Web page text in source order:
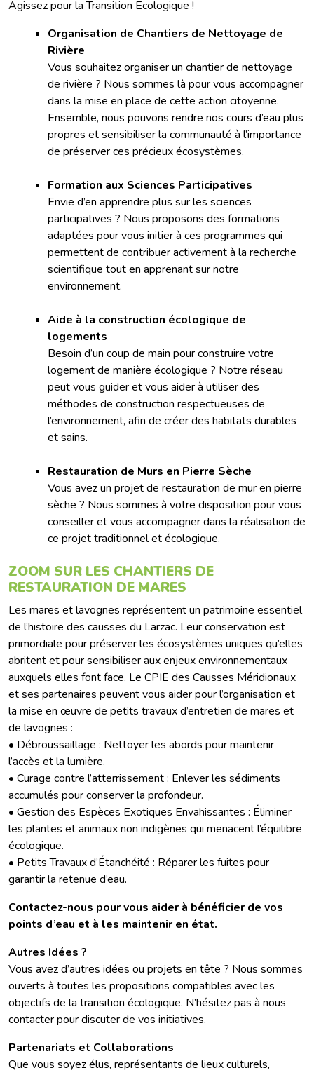
Agissez pour la Transition Écologique !
Organisation de Chantiers de Nettoyage de
Rivière
Vous souhaitez organiser un chantier de nettoyage
de rivière ? Nous sommes là pour vous accompagner
dans la mise en place de cette action citoyenne.
Ensemble, nous pouvons rendre nos cours d’eau plus
propres et sensibiliser la communauté à l’importance
de préserver ces précieux écosystèmes.
Formation aux Sciences Participatives
Envie d’en apprendre plus sur les sciences
participatives ? Nous proposons des formations
adaptées pour vous initier à ces programmes qui
permettent de contribuer activement à la recherche
scientifique tout en apprenant sur notre
environnement.
Aide à la construction écologique de
logements
Besoin d’un coup de main pour construire votre
logement de manière écologique ? Notre réseau
peut vous guider et vous aider à utiliser des
méthodes de construction respectueuses de
l’environnement, afin de créer des habitats durables
et sains.
Restauration de Murs en Pierre Sèche
Vous avez un projet de restauration de mur en pierre
sèche ? Nous sommes à votre disposition pour vous
conseiller et vous accompagner dans la réalisation de
ce projet traditionnel et écologique.
ZOOM SUR LES CHANTIERS DE
RESTAURATION DE MARES
Les mares et lavognes représentent un patrimoine essentiel
de l’histoire des causses du Larzac. Leur conservation est
primordiale pour préserver les écosystèmes uniques qu’elles
abritent et pour sensibiliser aux enjeux environnementaux
auxquels elles font face. Le CPIE des Causses Méridionaux
et ses partenaires peuvent vous aider pour l’organisation et
la mise en œuvre de petits travaux d’entretien de mares et
de lavognes :
• Débroussaillage : Nettoyer les abords pour maintenir
l’accès et la lumière.
• Curage contre l’atterrissement : Enlever les sédiments
accumulés pour conserver la profondeur.
• Gestion des Espèces Exotiques Envahissantes : Éliminer
les plantes et animaux non indigènes qui menacent l’équilibre
écologique.
• Petits Travaux d’Étanchéité : Réparer les fuites pour
garantir la retenue d’eau.
Contactez-nous pour vous aider à bénéficier de vos
points d’eau et à les maintenir en état.
Autres Idées ?
Vous avez d’autres idées ou projets en tête ? Nous sommes
ouverts à toutes les propositions compatibles avec les
objectifs de la transition écologique. N’hésitez pas à nous
contacter pour discuter de vos initiatives.
Partenariats et Collaborations
Que vous soyez élus, représentants de lieux culturels,